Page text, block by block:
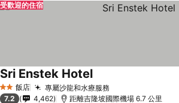
受歡迎的住宿
2 星級飯店 專屬沙龍和水療服務
Sri Enstek Hotel
7.2 4,462 距離吉隆坡國際機場 6.7 公里